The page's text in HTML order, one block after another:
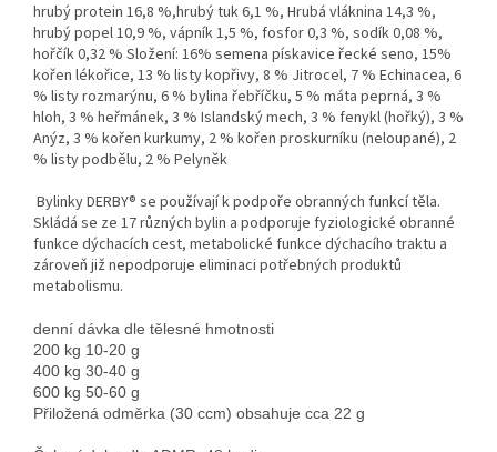
hrubý protein 16,8 %,hrubý tuk 6,1 %, Hrubá vláknina 14,3 %,
hrubý popel 10,9 %, vápník 1,5 %, fosfor 0,3 %, sodík 0,08 %,
hořčík 0,32 % Složení: 16% semena pískavice řecké seno, 15%
kořen lékořice, 13 % listy kopřivy, 8 % Jitrocel, 7 % Echinacea, 6
% listy rozmarýnu, 6 % bylina řebříčku, 5 % máta peprná, 3 %
hloh, 3 % heřmánek, 3 % Islandský mech, 3 % fenykl (hořký), 3 %
Anýz, 3 % kořen kurkumy, 2 % kořen proskurníku (neloupané), 2
% listy podbělu, 2 % Pelyněk
Bylinky DERBY® se používají k podpoře obranných funkcí těla.
Skládá se ze 17 různých bylin a podporuje fyziologické obranné
funkce dýchacích cest, metabolické funkce dýchacího traktu a
zároveň již nepodporuje eliminaci potřebných produktů
metabolismu.
denní dávka dle tělesné hmotnosti
200 kg 10-20 g
400 kg 30-40 g
600 kg 50-60 g